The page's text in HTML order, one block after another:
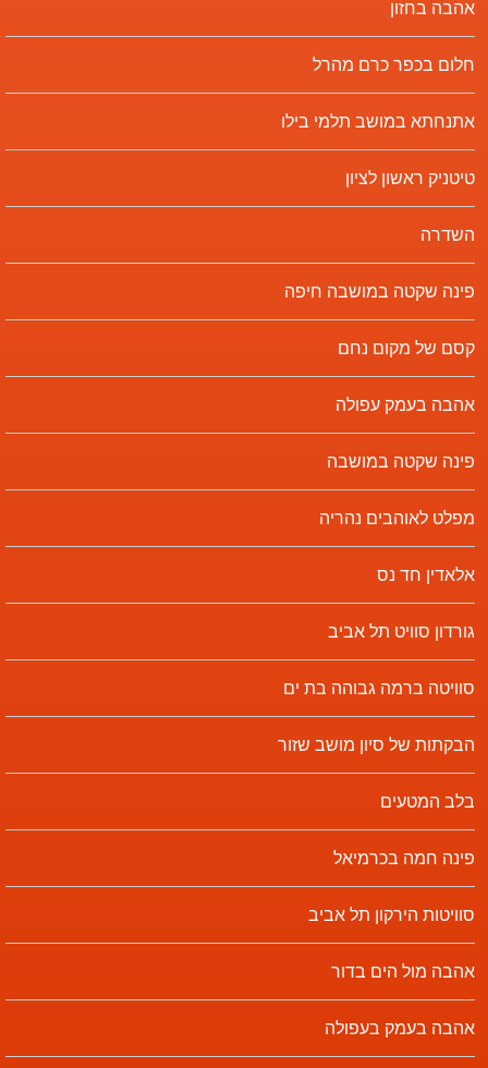
אהבה בחזון
חלום בכפר כרם מהרל
אתנחתא במושב תלמי בילו
טיטניק ראשון לציון
השדרה
פינה שקטה במושבה חיפה
קסם של מקום נחם
אהבה בעמק עפולה
פינה שקטה במושבה
מפלט לאוהבים נהריה
אלאדין חד נס
גורדון סוויט תל אביב
סוויטה ברמה גבוהה בת ים
הבקתות של סיון מושב שזור
בלב המטעים
פינה חמה בכרמיאל
סוויטות הירקון תל אביב
אהבה מול הים בדור
אהבה בעמק בעפולה